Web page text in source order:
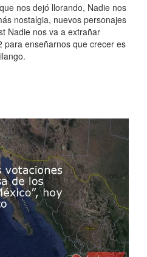
nos dejó llorando, Nadie nos
nostalgia, nuevos personajes
Nadie nos va a extrañar
para enseñarnos que crecer es